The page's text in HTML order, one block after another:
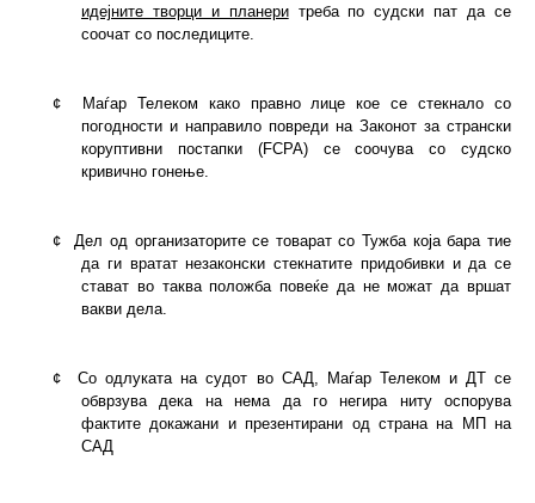
идејните творци и планеритреба по судски пат да се
соочат со последиците.
¢
Маѓар Телеком како правно лице кое се стекнало со
погодности и направило повреди на Законот за странски
коруптивни постапки (FCPA) се соочува со судско
кривично гонење.
¢
Дел од организаторите се товарат со Тужба која бара тие
да ги вратат незаконски стекнатите придобивки и да се
стават во таква положба повеќе да не можат да вршат
вакви дела.
¢
Со одлуката на судот во САД, Маѓар Телеком и ДТ се
обврзува дека на нема да го негира ниту оспорува
фактите докажани и презентирани од страна на МП на
САД